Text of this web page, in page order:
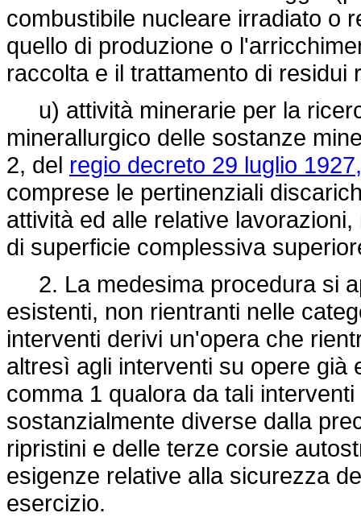
combustibile nucleare irradiato o
quello di produzione o
raccolta e il trattamento di residui
u) attività minerarie per la
minerallurgico delle sostanze
2, del regio decreto 29 luglio
comprese le pertinenziali
attività ed alle relative
di superficie complessiva
2. La medesima procedura si
esistenti, non rientranti nelle
interventi derivi un'opera che
altresì agli interventi su opere già
comma 1 qualora da tali
sostanzialmente diverse dalla
ripristini e delle terze corsie
esigenze relative alla sicurezza
esercizio.